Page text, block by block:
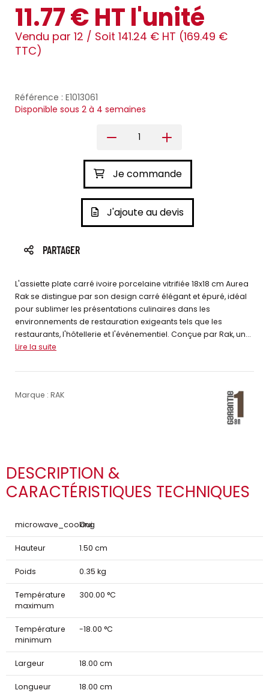
11.77 € HT l'unité
Vendu par 12 / Soit 141.24 € HT (169.49 €
TTC)
Référence : E1013061
Disponible sous 2 à 4 semaines
Je commande
J'ajoute au devis
PARTAGER
L'assiette plate carré ivoire porcelaine vitrifiée 18x18 cm Aurea
Rak se distingue par son design carré élégant et épuré, idéal
pour sublimer les présentations culinaires dans les
environnements de restauration exigeants tels que les
restaurants, l'hôtellerie et l'événementiel. Conçue par Rak, un...
Lire la suite
Marque : RAK
DESCRIPTION &
CARACTÉRISTIQUES TECHNIQUES
microwave_cooking
Oui
Hauteur 1.50 cm
Poids 0.35 kg
Température
maximum
300.00 °C
Température
minimum
-18.00 °C
Largeur 18.00 cm
Longueur 18.00 cm